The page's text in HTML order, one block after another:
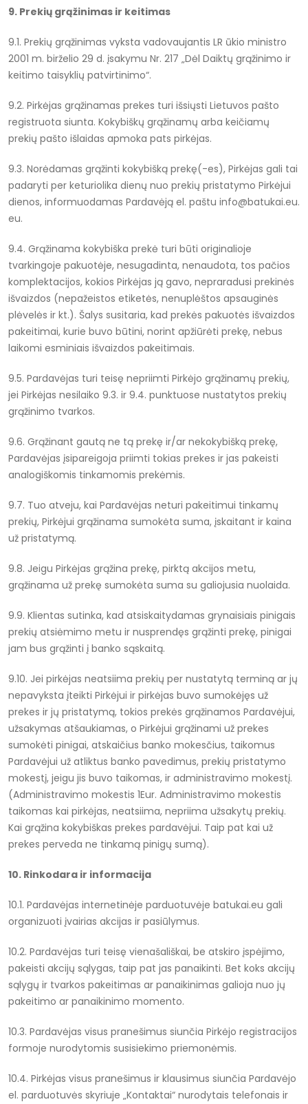
9. Prekių grąžinimas ir keitimas
9.1. Prekių grąžinimas vyksta vadovaujantis LR ūkio ministro
2001 m. birželio 29 d. įsakymu Nr. 217 „Dėl Daiktų grąžinimo ir
keitimo taisyklių patvirtinimo“.
9.2. Pirkėjas grąžinamas prekes turi išsiųsti Lietuvos pašto
registruota siunta. Kokybiškų grąžinamų arba keičiamų
prekių pašto išlaidas apmoka pats pirkėjas.
9.3. Norėdamas grąžinti kokybišką prekę(-es), Pirkėjas gali tai
padaryti per keturiolika dienų nuo prekių pristatymo Pirkėjui
dienos, informuodamas Pardavėją el. paštu info@batukai.eu.
eu.
9.4. Grąžinama kokybiška prekė turi būti originalioje
tvarkingoje pakuotėje, nesugadinta, nenaudota, tos pačios
komplektacijos, kokios Pirkėjas ją gavo, nepraradusi prekinės
išvaizdos (nepažeistos etiketės, nenuplėštos apsauginės
plėvelės ir kt.). Šalys susitaria, kad prekės pakuotės išvaizdos
pakeitimai, kurie buvo būtini, norint apžiūrėti prekę, nebus
laikomi esminiais išvaizdos pakeitimais.
9.5. Pardavėjas turi teisę nepriimti Pirkėjo grąžinamų prekių,
jei Pirkėjas nesilaiko 9.3. ir 9.4. punktuose nustatytos prekių
grąžinimo tvarkos.
9.6. Grąžinant gautą ne tą prekę ir/ar nekokybišką prekę,
Pardavėjas įsipareigoja priimti tokias prekes ir jas pakeisti
analogiškomis tinkamomis prekėmis.
9.7. Tuo atveju, kai Pardavėjas neturi pakeitimui tinkamų
prekių, Pirkėjui grąžinama sumokėta suma, įskaitant ir kaina
už pristatymą.
9.8. Jeigu Pirkėjas grąžina prekę, pirktą akcijos metu,
grąžinama už prekę sumokėta suma su galiojusia nuolaida.
9.9. Klientas sutinka, kad atsiskaitydamas grynaisiais pinigais
prekių atsiėmimo metu ir nusprendęs grąžinti prekę, pinigai
jam bus grąžinti į banko sąskaitą.
9.10. Jei pirkėjas neatsiima prekių per nustatytą terminą ar jų
nepavyksta įteikti Pirkėjui ir pirkėjas buvo sumokėjęs už
prekes ir jų pristatymą, tokios prekės grąžinamos Pardavėjui,
užsakymas atšaukiamas, o Pirkėjui grąžinami už prekes
sumokėti pinigai, atskaičius banko mokesčius, taikomus
Pardavėjui už atliktus banko pavedimus, prekių pristatymo
mokestį, jeigu jis buvo taikomas, ir administravimo mokestį.
(Administravimo mokestis 1Eur. Administravimo mokestis
taikomas kai pirkėjas, neatsiima, nepriima užsakytų prekių.
Kai grąžina kokybiškas prekes pardavėjui. Taip pat kai už
prekes perveda ne tinkamą pinigų sumą).
10. Rinkodara ir informacija
10.1. Pardavėjas internetinėje parduotuvėje batukai.eu gali
organizuoti įvairias akcijas ir pasiūlymus.
10.2. Pardavėjas turi teisę vienašališkai, be atskiro įspėjimo,
pakeisti akcijų sąlygas, taip pat jas panaikinti. Bet koks akcijų
sąlygų ir tvarkos pakeitimas ar panaikinimas galioja nuo jų
pakeitimo ar panaikinimo momento.
10.3. Pardavėjas visus pranešimus siunčia Pirkėjo registracijos
formoje nurodytomis susisiekimo priemonėmis.
10.4. Pirkėjas visus pranešimus ir klausimus siunčia Pardavėjo
el. parduotuvės skyriuje „Kontaktai“ nurodytais telefonais ir